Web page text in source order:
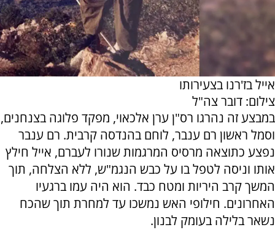
אייל בז'רנו בצעירותו
צילום: דובר צה"ל
במבצע זה נהרגו רס"ן ערן אלכאוי, מפקד פלוגה בצנחנים,
וסמל ראשון רם ענבר, לוחם בהנדסה קרבית. רם ענבר
נפצע כתוצאה מרסיס המרגמות שנורו לעברם, אייל חילץ
אותו וניסה לטפל בו על כבש הנגמ"ש, ללא הצלחה, תוך
המשך קרב היריות ומטח כבד. הוא היה עמו ברגעיו
האחרונים. חילופי האש נמשכו עד למחרת תוך שהכח
נשאר בלילה בעומק לבנון.